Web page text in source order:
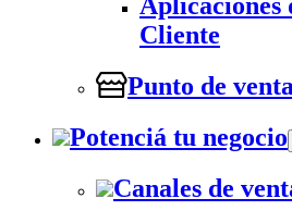
Aplicaciones
Cliente
Punto de
Potenciá tu negocio
Canales de